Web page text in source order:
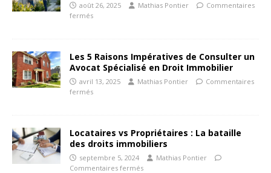
août 26, 2025 Mathias Pontier
Commentaires
fermés
Les 5 Raisons Impératives de Consulter un
Avocat Spécialisé en Droit Immobilier
avril 13, 2025 Mathias Pontier
Commentaires
fermés
Locataires vs Propriétaires : La bataille
des droits immobiliers
septembre 5, 2024
Mathias Pontier
Commentaires fermés